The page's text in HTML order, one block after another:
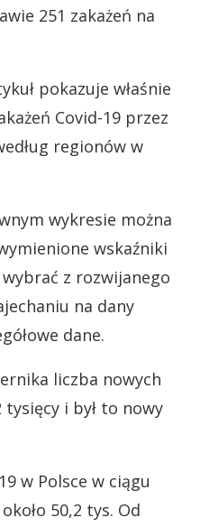
251 zakażeń na
pokazuje właśnie
Covid-19 przez
regionów w
wykresie można
wskaźniki
z rozwijanego
na dany
dane.
liczba nowych
tysięcy i był to nowy
w Polsce w ciągu
50,2 tys. Od